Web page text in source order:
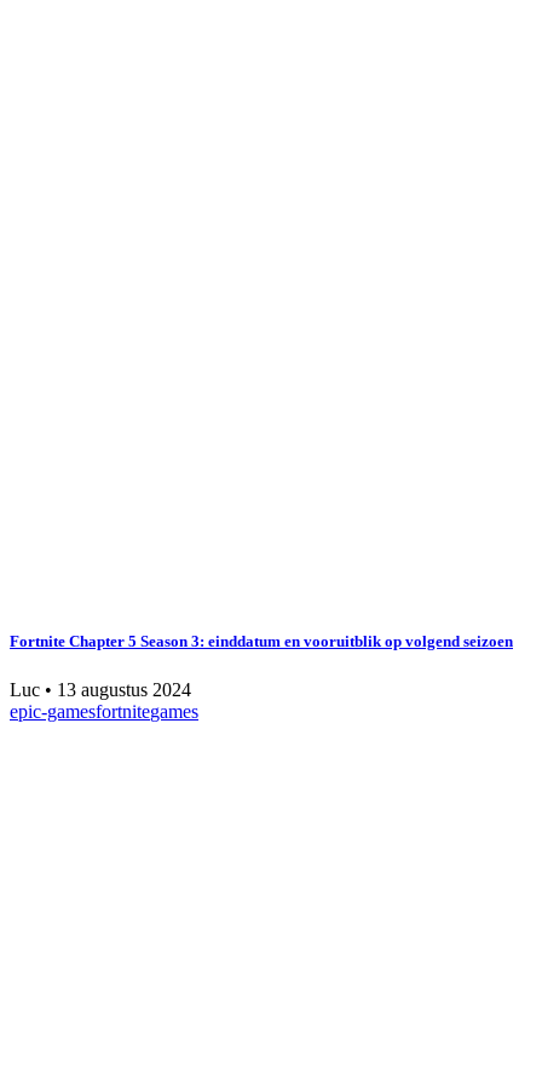
Fortnite Chapter 5 Season 3: einddatum en vooruitblik op volgend seizoen
Luc • 13 augustus 2024
epic-gamesfortnitegames